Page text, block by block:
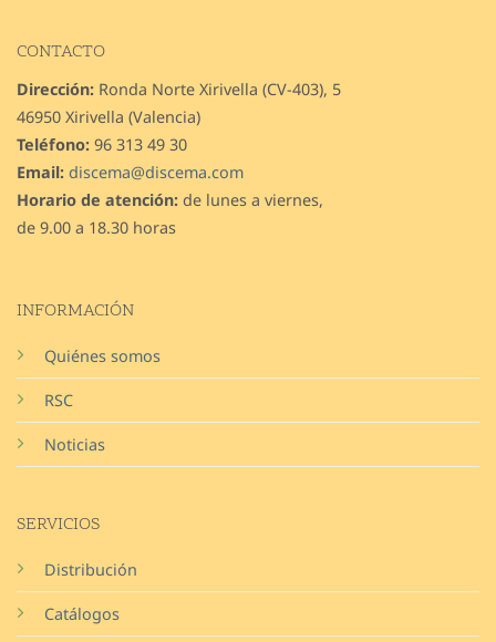
INFORMACIÓN
Quiénes somos
RSC
Noticias
SERVICIOS
Distribución
Catálogos
CONTACTO
Dirección: Ronda Norte Xirivella (CV-403), 5
46950 Xirivella (Valencia)
Teléfono: 96 313 49 30
Email: discema@discema.com
Horario de atención: de lunes a viernes,
de 9.00 a 18.30 horas